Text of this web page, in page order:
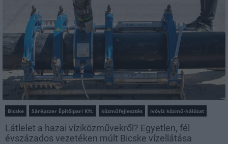
Bicske Sárépszer Építőipari Kft. közműfejlesztés ivóvíz közmű-hálózat
Látlelet a hazai víziközművekről? Egyetlen, fél
évszázados vezetéken múlt Bicske vízellátása